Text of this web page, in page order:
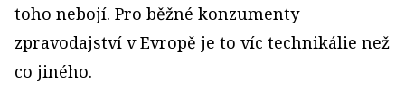
toho nebojí. Pro běžné konzumenty
zpravodajství v Evropě je to víc technikálie než
co jiného.